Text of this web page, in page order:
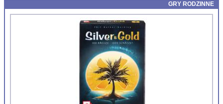
GRY RODZINNE